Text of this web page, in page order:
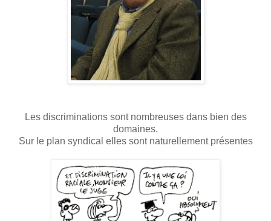
Les discriminations sont nombreuses dans bien des
domaines.
Sur le plan syndical elles sont naturellement présentes